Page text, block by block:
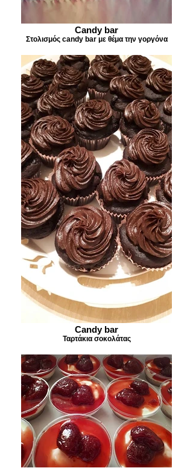
Candy bar
Στολισμός candy bar με θέμα την γοργόνα
Candy bar
Ταρτάκια σοκολάτας